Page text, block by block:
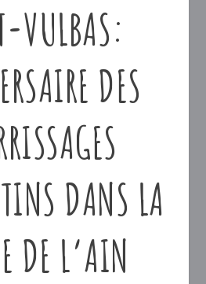
VULBAS:
DES
DANS LA
DE L’AIN